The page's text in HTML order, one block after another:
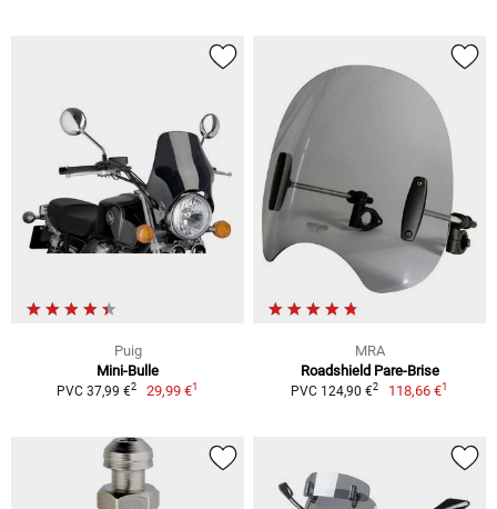
Puig
Mini-Bulle
PVC 37,99 €2 29,99 €1
MRA
Roadshield Pare-Brise
PVC 124,90 €2 118,66 €1